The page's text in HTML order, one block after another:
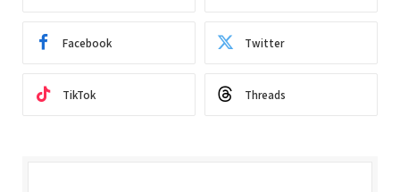
Facebook Twitter
TikTok Threads